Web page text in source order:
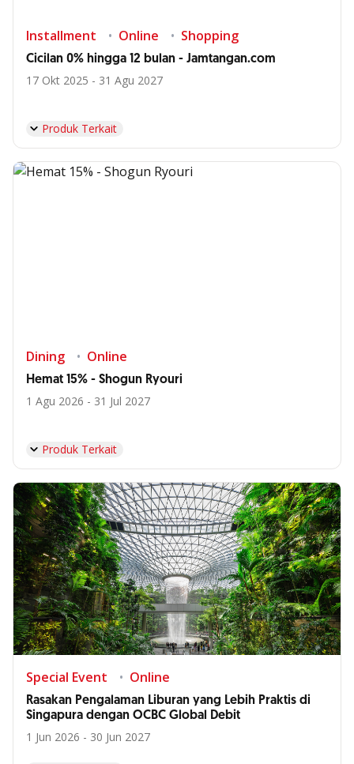
Installment Online Shopping
Cicilan 0% hingga 12 bulan - Jamtangan.com
17 Okt 2025 - 31 Agu 2027
Produk Terkait
Dining Online
Hemat 15% - Shogun Ryouri
1 Agu 2026 - 31 Jul 2027
Produk Terkait
Special Event Online
Rasakan Pengalaman Liburan yang Lebih Praktis di
Singapura dengan OCBC Global Debit
1 Jun 2026 - 30 Jun 2027